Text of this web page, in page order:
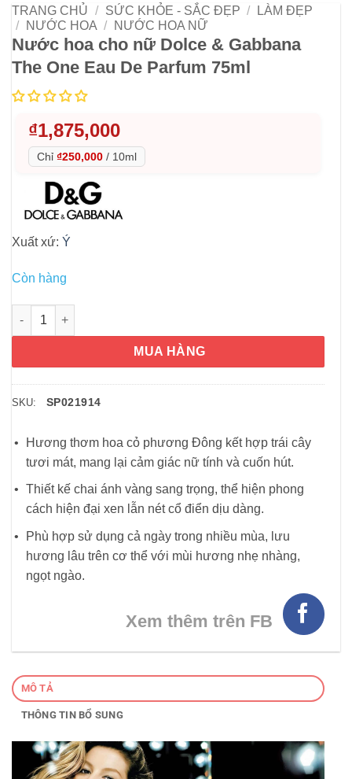
TRANG CHỦ / SỨC KHỎE - SẮC ĐẸP /
LÀM ĐẸP
/
NƯỚC HOA / NƯỚC HOA NỮ
Nước hoa cho nữ Dolce & Gabbana
The One Eau De Parfum 75ml
₫1,875,000
Chỉ ₫250,000 / 10ml
Xuất xứ: Ý
Còn hàng
Nước hoa cho nữ Dolce & Gabbana The One Eau De Parfum
MUA HÀNG
SKU: SP021914
Hương thơm hoa cỏ phương Đông kết hợp trái cây
tươi mát, mang lại cảm giác nữ tính và cuốn hút.
Thiết kế chai ánh vàng sang trọng, thể hiện phong
cách hiện đại xen lẫn nét cổ điển dịu dàng.
Phù hợp sử dụng cả ngày trong nhiều mùa, lưu
hương lâu trên cơ thể với mùi hương nhẹ nhàng,
ngọt ngào.
Xem thêm trên FB
MÔ TẢ
THÔNG TIN BỔ SUNG